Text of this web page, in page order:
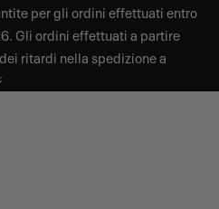
per gli ordini effettuati entro
Gli ordini effettuati a partire
ritardi nella spedizione a